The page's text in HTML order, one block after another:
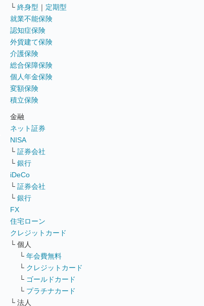
└ 終身型 ｜ 定期型
就業不能保険
認知症保険
外貨建て保険
介護保険
総合保障保険
個人年金保険
変額保険
積立保険
金融
ネット証券
NISA
└ 証券会社
└ 銀行
iDeCo
└ 証券会社
└ 銀行
FX
住宅ローン
クレジットカード
└ 個人
└ 年会費無料
└ クレジットカード
└ ゴールドカード
└ プラチナカード
└ 法人